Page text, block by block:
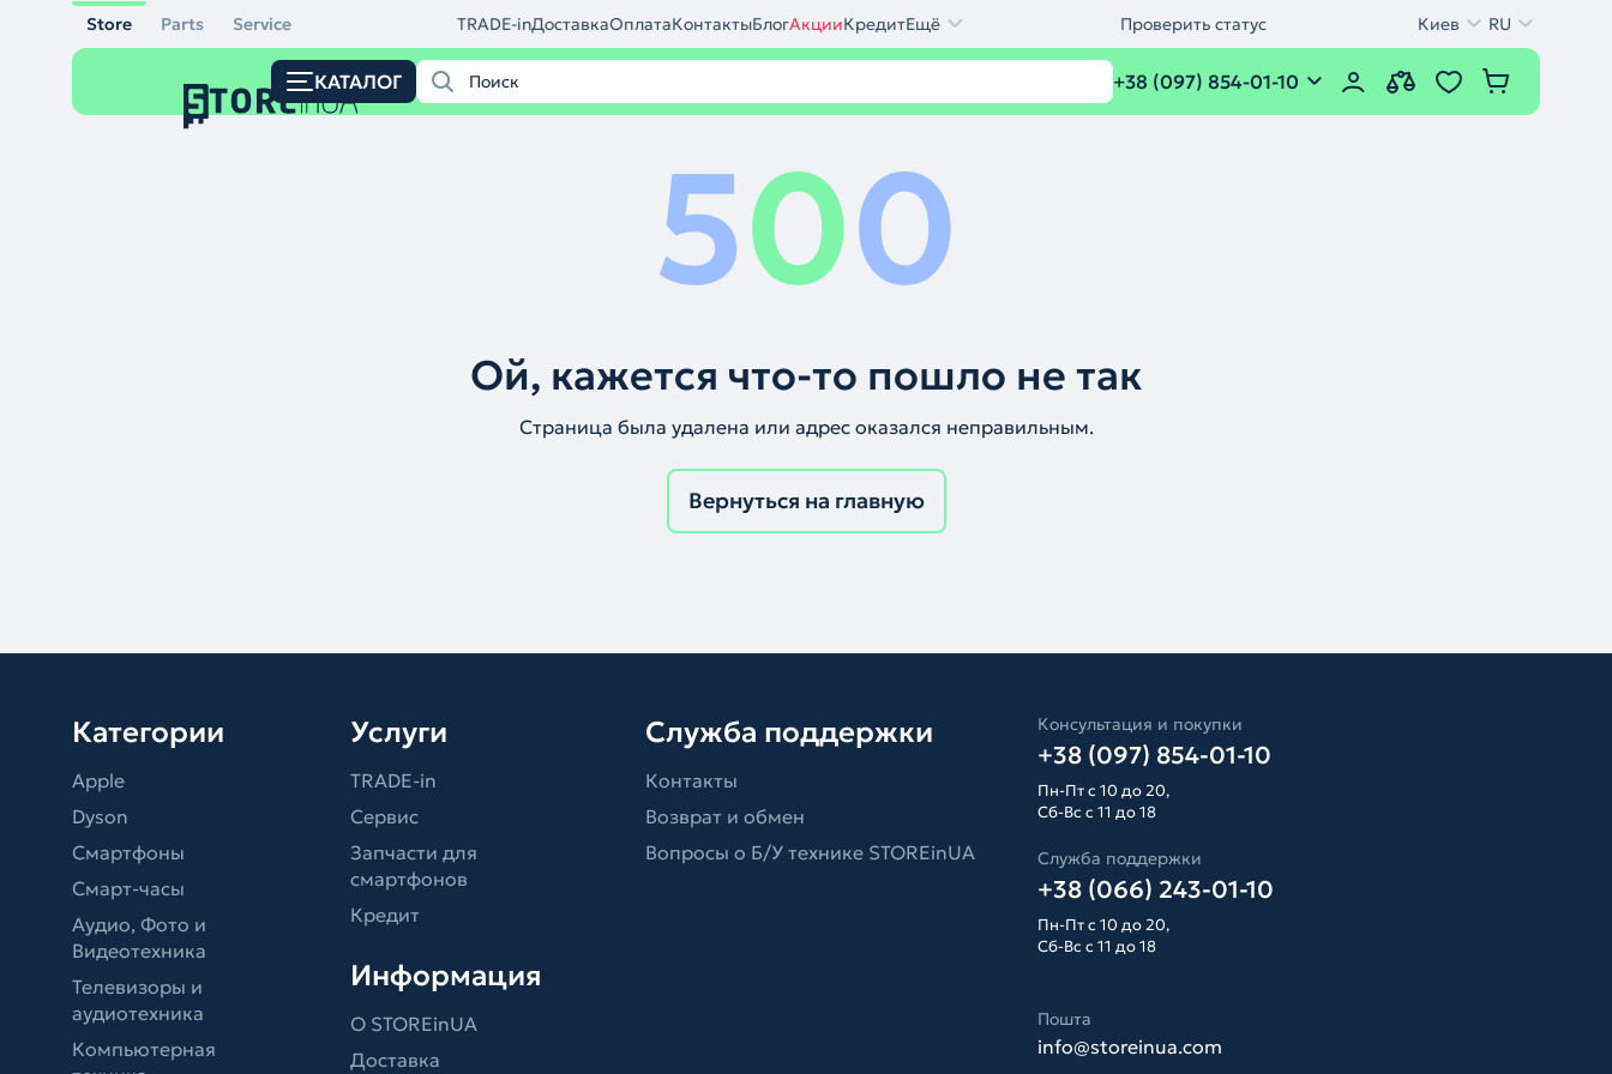
Store Parts Service TRADE-inДоставкаОплатаКонтактыБлогАкцииКредитЕщё Проверить статус Киев RU
КАТАЛОГ +38 (097) 854-01-10
500
Ой, кажется что-то пошло не так
Страница была удалена или адрес оказался неправильным.
Вернуться на главную
Категории
Apple
Dyson
Смартфоны
Смарт-часы
Аудио, Фото и
Видеотехника
Телевизоры и
аудиотехника
Компьютерная
Услуги
TRADE-in
Сервис
Запчасти для
смартфонов
Кредит
Информация
О STOREinUA
Доставка
Служба поддержки
Контакты
Возврат и обмен
Вопросы о Б/У технике STOREinUA
Консультация и покупки
+38 (097) 854-01-10
Пн-Пт с 10 до 20,
Сб-Вс с 11 до 18
Служба поддержки
+38 (066) 243-01-10
Пн-Пт с 10 до 20,
Сб-Вс с 11 до 18
Пошта
info@storeinua.com